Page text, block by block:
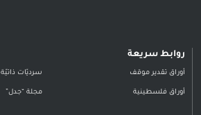
روابط سريعة
أوراق تقدير موقف سرديّات ذاتيّة
أوراق فلسطينية مجلة “جدل”